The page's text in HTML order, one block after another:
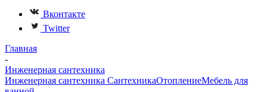
Вконтакте
Twitter
Главная
-
Инженерная сантехника
Инженерная сантехника СантехникаОтоплениеМебель для